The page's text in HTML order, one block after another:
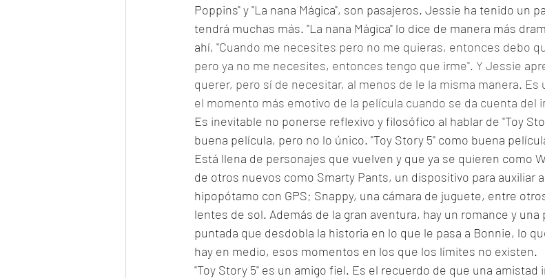
Poppins" y "La nana Mágica", son pasajeros. Jessie ha tenido un
tendrá muchas más. "La nana Mágica" lo dice de manera más
ahí, "Cuando me necesites pero no me quieras, entonces debo
pero ya no me necesites, entonces tengo que irme". Y Jessie
querer, pero sí de necesitar, al menos de le la misma manera. Es
el momento más emotivo de la película cuando se da cuenta del
Es inevitable no ponerse reflexivo y filosófico al hablar de "Toy
buena película, pero no lo único. "Toy Story 5" como buena
Está llena de personajes que vuelven y que ya se quieren como
de otros nuevos como Smarty Pants, un dispositivo para auxiliar
hipopótamo con GPS; Snappy, una cámara de juguete, entre
lentes de sol. Además de la gran aventura, hay un romance y una
puntada que desdobla la historia en lo que le pasa a Bonnie, lo
hay en medio, esos momentos en los que los límites no existen.
"Toy Story 5" es un amigo fiel. Es el recuerdo de que una